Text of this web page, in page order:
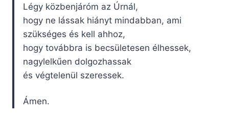
Légy közbenjáróm az Úrnál,
hogy ne lássak hiányt mindabban, ami
szükséges és kell ahhoz,
hogy továbbra is becsületesen élhessek,
nagylelkűen dolgozhassak
és végtelenül szeressek.
Ámen.